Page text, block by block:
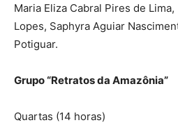
Maria Eliza Cabral Pires de
Lopes, Saphyra Aguiar
Potiguar.
Grupo “Retratos da Amazônia”
Quartas (14 horas)